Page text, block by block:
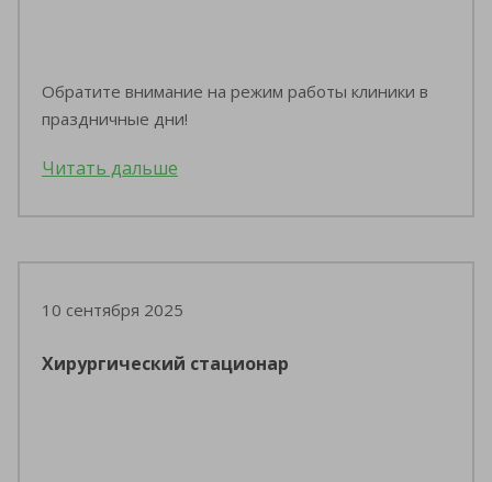
Обратите внимание на режим работы клиники в
праздничные дни!
Читать дальше
10 сентября 2025
Хирургический стационар